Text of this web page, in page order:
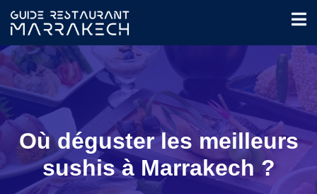
Où déguster les meilleurs
sushis à Marrakech ?